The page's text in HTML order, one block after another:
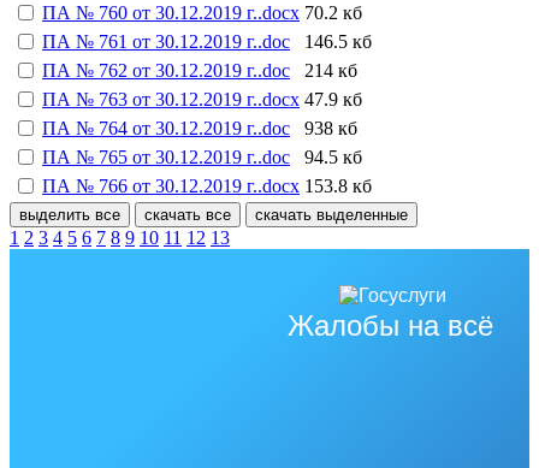
ПА № 760 от 30.12.2019 г..docx 70.2 кб
ПА № 761 от 30.12.2019 г..doc
146.5 кб
ПА № 762 от 30.12.2019 г..doc
214 кб
ПА № 763 от 30.12.2019 г..docx 47.9 кб
ПА № 764 от 30.12.2019 г..doc
938 кб
ПА № 765 от 30.12.2019 г..doc
94.5 кб
ПА № 766 от 30.12.2019 г..docx 153.8 кб
выделить все скачать все скачать выделенные
1 2 3 4 5 6 7 8 9 10 11 12 13
Жалобы на всё